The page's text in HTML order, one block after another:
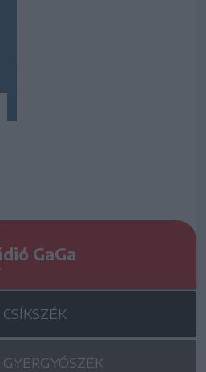
GaGa
CSÍKSZÉK
GYERGYÓSZÉK